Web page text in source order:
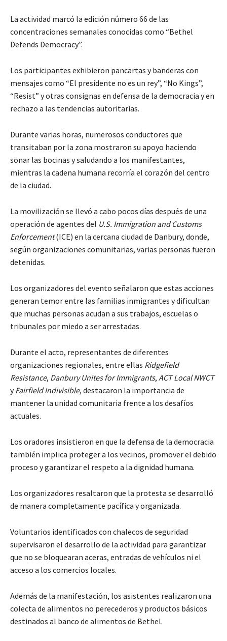
La actividad marcó la edición número 66 de las
concentraciones semanales conocidas como “Bethel
Defends Democracy”.
Los participantes exhibieron pancartas y banderas con
mensajes como “El presidente no es un rey”, “No Kings”,
“Resist” y otras consignas en defensa de la democracia y en
rechazo a las tendencias autoritarias.
Durante varias horas, numerosos conductores que
transitaban por la zona mostraron su apoyo haciendo
sonar las bocinas y saludando a los manifestantes,
mientras la cadena humana recorría el corazón del centro
de la ciudad.
La movilización se llevó a cabo pocos días después de una
operación de agentes del U.S. Immigration and Customs
Enforcement(ICE) en la cercana ciudad de Danbury, donde,
según organizaciones comunitarias, varias personas fueron
detenidas.
Los organizadores del evento señalaron que estas acciones
generan temor entre las familias inmigrantes y dificultan
que muchas personas acudan a sus trabajos, escuelas o
tribunales por miedo a ser arrestadas.
Durante el acto, representantes de diferentes
organizaciones regionales, entre ellas Ridgefield
Resistance, Danbury Unites for Immigrants, ACT Local NWCT
yFairfield Indivisible, destacaron la importancia de
mantener la unidad comunitaria frente a los desafíos
actuales.
Los oradores insistieron en que la defensa de la democracia
también implica proteger a los vecinos, promover el debido
proceso y garantizar el respeto a la dignidad humana.
Los organizadores resaltaron que la protesta se desarrolló
de manera completamente pacífica y organizada.
Voluntarios identificados con chalecos de seguridad
supervisaron el desarrollo de la actividad para garantizar
que no se bloquearan aceras, entradas de vehículos ni el
acceso a los comercios locales.
Además de la manifestación, los asistentes realizaron una
colecta de alimentos no perecederos y productos básicos
destinados al banco de alimentos de Bethel.